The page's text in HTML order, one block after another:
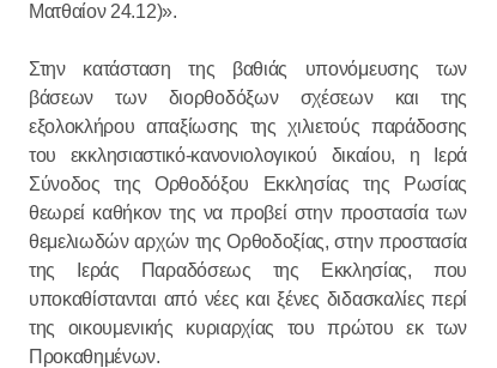
Ματθαίον 24.12)».
Στην κατάσταση της βαθιάς υπονόμευσης των
βάσεων των διορθοδόξων σχέσεων και της
εξολοκλήρου απαξίωσης της χιλιετούς παράδοσης
του εκκλησιαστικό-κανονιολογικού δικαίου, η Ιερά
Σύνοδος της Ορθοδόξου Εκκλησίας της Ρωσίας
θεωρεί καθήκον της να προβεί στην προστασία των
θεμελιωδών αρχών της Ορθοδοξίας, στην προστασία
της Ιεράς Παραδόσεως της Εκκλησίας, που
υποκαθίστανται από νέες και ξένες διδασκαλίες περί
της οικουμενικής κυριαρχίας του πρώτου εκ των
Προκαθημένων.